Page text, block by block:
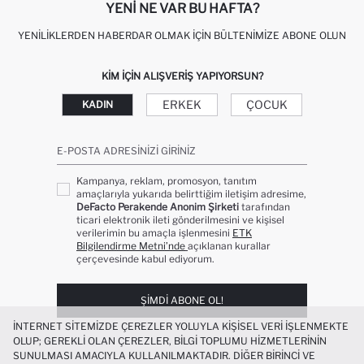
YENI NE VAR BU HAFTA?
YENILIKLERDEN HABERDAR OLMAK İÇIN BÜLTENIMIZE ABONE OLUN
KIM IÇIN ALIŞVERIŞ YAPIYORSUN?
KADIN ERKEK ÇOCUK
E-POSTA ADRESINIZI GIRINIZ
Kampanya, reklam, promosyon, tanıtım
amaçlarıyla yukarıda belirttiğim iletişim adresime,
DeFacto Perakende Anonim Şirketi tarafından
ticari elektronik ileti gönderilmesini ve kişisel
verilerimin bu amaçla işlenmesini ETK
Bilgilendirme Metni’nde açıklanan kurallar
çerçevesinde kabul ediyorum.
ŞIMDI ABONE OL!
İNTERNET SITEMIZDE ÇEREZLER YOLUYLA KIŞISEL VERI IŞLENMEKTE
OLUP; GEREKLI OLAN ÇEREZLER, BILGI TOPLUMU HIZMETLERININ
SUNULMASI AMACIYLA KULLANILMAKTADIR. DIĞER BIRINCI VE